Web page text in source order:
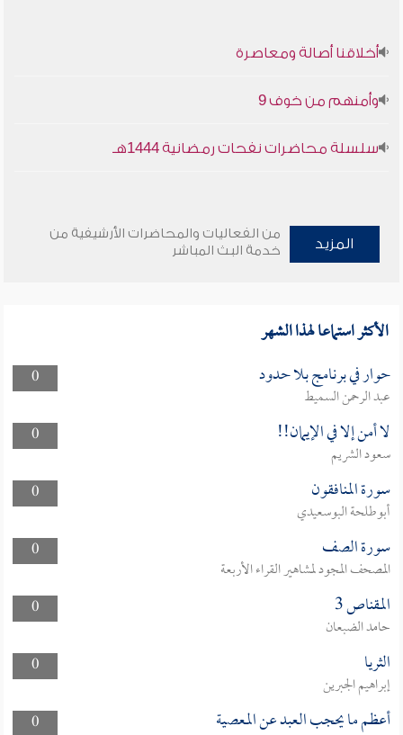
أخلاقنا أصالة ومعاصرة
وأمنهم من خوف 9
سلسلة محاضرات نفحات رمضانية 1444هـ
المزيد
من الفعاليات والمحاضرات الأرشيفية من
خدمة البث المباشر
الأكثر استماعا لهذا الشهر
0 حوار في برنامج بلا حدود
عبد الرحمن السميط
0
لا أمن إلا في الإيمان!!
سعود الشريم
0
سورة المنافقون
أبوطلحة البوسعيدي
0
سورة الصف
المصحف المجود لمشاهير القراء الأربعة
0
المقناص 3
حامد الضبعان
0
الثريا
إبراهيم الجبرين
0
أعظم ما يحجب العبد عن المعصية